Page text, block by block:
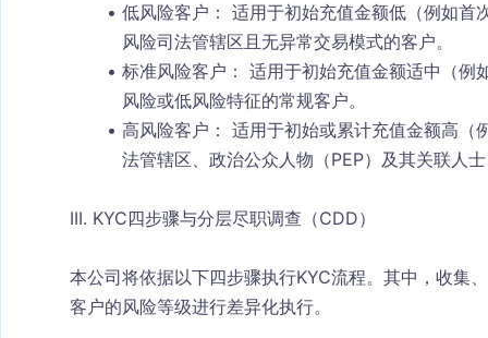
低风险客户： 适用于初始充值金额低（例如首
风险司法管辖区且无异常交易模式的客户。
标准风险客户： 适用于初始充值金额适中（
风险或低风险特征的常规客户。
高风险客户： 适用于初始或累计充值金额高（
法管辖区、政治公众人物（PEP）及其关联人
III. KYC四步骤与分层尽职调查（CDD）
本公司将依据以下四步骤执行KYC流程。其中，收集
客户的风险等级进行差异化执行。